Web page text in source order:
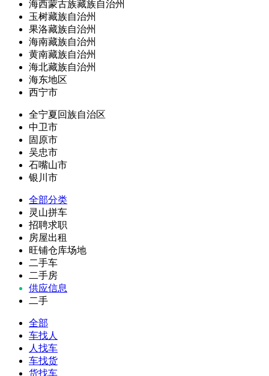
海西蒙古族藏族自治州
玉树藏族自治州
果洛藏族自治州
海南藏族自治州
黄南藏族自治州
海北藏族自治州
海东地区
西宁市
全宁夏回族自治区
中卫市
固原市
吴忠市
石嘴山市
银川市
全部分类
灵山拼车
招聘求职
房屋出租
旺铺仓库场地
二手车
二手房
供应信息
二手
全部
车找人
人找车
车找货
货找车